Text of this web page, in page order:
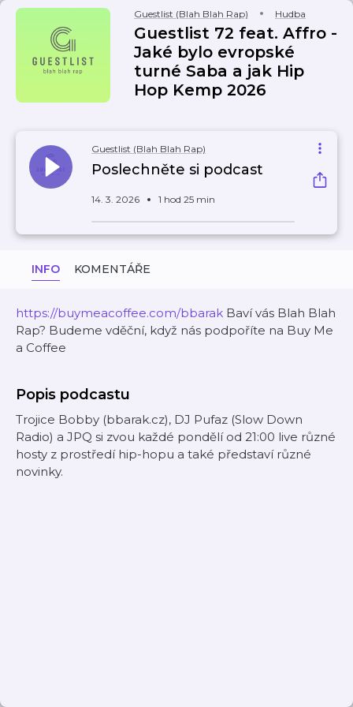
Guestlist (Blah Blah Rap) Hudba
Guestlist 72 feat. Affro -
Jaké bylo evropské
turné Saba a jak Hip
Hop Kemp 2026
Guestlist (Blah Blah Rap)
Poslechněte si podcast
14. 3. 2026 1 hod 25 min
INFO KOMENTÁŘE
https://buymeacoffee.com/bbarak Baví vás Blah Blah
Rap? Budeme vděční, když nás podpoříte na Buy Me
a Coffee
Popis podcastu
Trojice Bobby (bbarak.cz), DJ Pufaz (Slow Down
Radio) a JPQ si zvou každé pondělí od 21:00 live různé
hosty z prostředí hip-hopu a také představí různé
novinky.